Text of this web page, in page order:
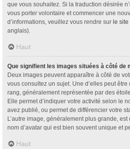
que vous souhaitez. Si la traduction désirée
vous porter volontaire et commencer une
d’informations, veuillez vous rendre sur le site
anglais).
Haut
Que signifient les images situées à côté de
Deux images peuvent apparaître à côté de
vous consultez un sujet. Une d’elles peut
rang, généralement représentée par des
Elle permet d’indiquer votre activité selon le
avez publié, ou permet de différencier votre
L’autre image, généralement plus grande,
nom d’avatar qui est bien souvent unique et
Haut